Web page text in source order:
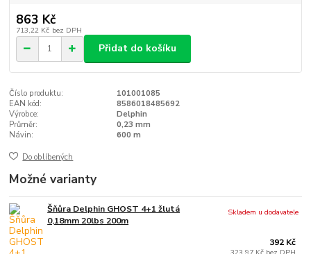
863 Kč
713,22 Kč bez DPH
Přidat do košíku
Číslo produktu:
101001085
EAN kód:
8586018485692
Výrobce:
Delphin
Průměr:
0,23 mm
Návin:
600 m
Do oblíbených
Možné varianty
Šňůra Delphin GHOST 4+1 žlutá
0,18mm 20lbs 200m
392 Kč
Skladem u dodavatele